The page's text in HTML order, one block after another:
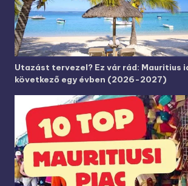
Utazást tervezel? Ez vár rád: Mauritius
következő egy évben (2026-2027)